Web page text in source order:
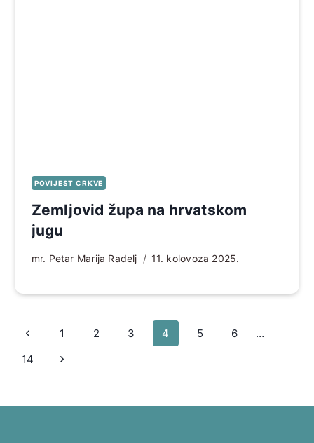
POVIJEST CRKVE
Zemljovid župa na hrvatskom
jugu
mr. Petar Marija Radelj 11. kolovoza 2025.
Page
Prethodna
stranica
1 2 3 4 5 6
…
14
Sljedeća